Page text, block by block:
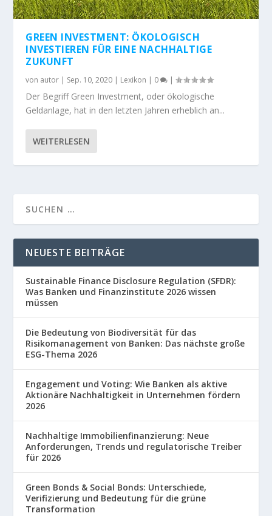
GREEN INVESTMENT: ÖKOLOGISCH
INVESTIEREN FÜR EINE NACHHALTIGE
ZUKUNFT
von autor Sep. 10, 2020 Lexikon 0 |
Der Begriff Green Investment, oder ökologische
Geldanlage, hat in den letzten Jahren erheblich an...
WEITERLESEN
NEUESTE BEITRÄGE
Sustainable Finance Disclosure Regulation (SFDR):
Was Banken und Finanzinstitute 2026 wissen
müssen
Die Bedeutung von Biodiversität für das
Risikomanagement von Banken: Das nächste große
ESG-Thema 2026
Engagement und Voting: Wie Banken als aktive
Aktionäre Nachhaltigkeit in Unternehmen fördern
2026
Nachhaltige Immobilienfinanzierung: Neue
Anforderungen, Trends und regulatorische Treiber
für 2026
Green Bonds & Social Bonds: Unterschiede,
Verifizierung und Bedeutung für die grüne
Transformation